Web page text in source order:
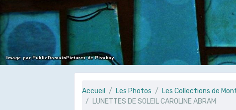
Accueil Les Photos Les Collections de
LUNETTES DE SOLEIL CAROLINE ABRAM